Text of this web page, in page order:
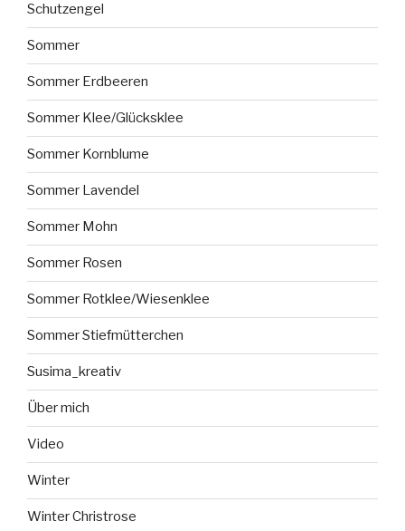
Schutzengel
Sommer
Sommer Erdbeeren
Sommer Klee/Glücksklee
Sommer Kornblume
Sommer Lavendel
Sommer Mohn
Sommer Rosen
Sommer Rotklee/Wiesenklee
Sommer Stiefmütterchen
Susima_kreativ
Über mich
Video
Winter
Winter Christrose